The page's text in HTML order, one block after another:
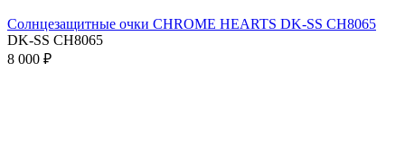
Солнцезащитные очки CHROME HEARTS DK-SS CH8065
DK-SS CH8065
8 000 ₽